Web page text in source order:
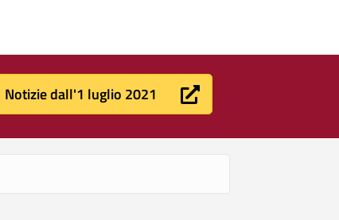
Notizie dall'1 luglio 2021